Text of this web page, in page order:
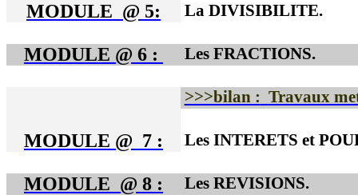
MODULE @ 5: La DIVISIBILITE.
MODULE @ 6 : Les FRACTIONS.
>>>bilan : Travaux
MODULE @ 7 : Les INTERETS et
MODULE @ 8 : Les REVISIONS.